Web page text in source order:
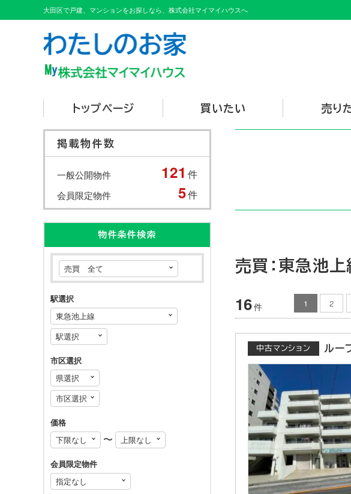
大田区で戸建、マンションをお探しなら、株式会社マイマイハウスへ
トップページ 買いたい 売り
売買：東急池上
16件 1 2
中古マンション ルー
掲載物件数
一般公開物件 121 件
会員限定物件 5件
物件条件検索
駅選択
市区選択
価格
〜
会員限定物件